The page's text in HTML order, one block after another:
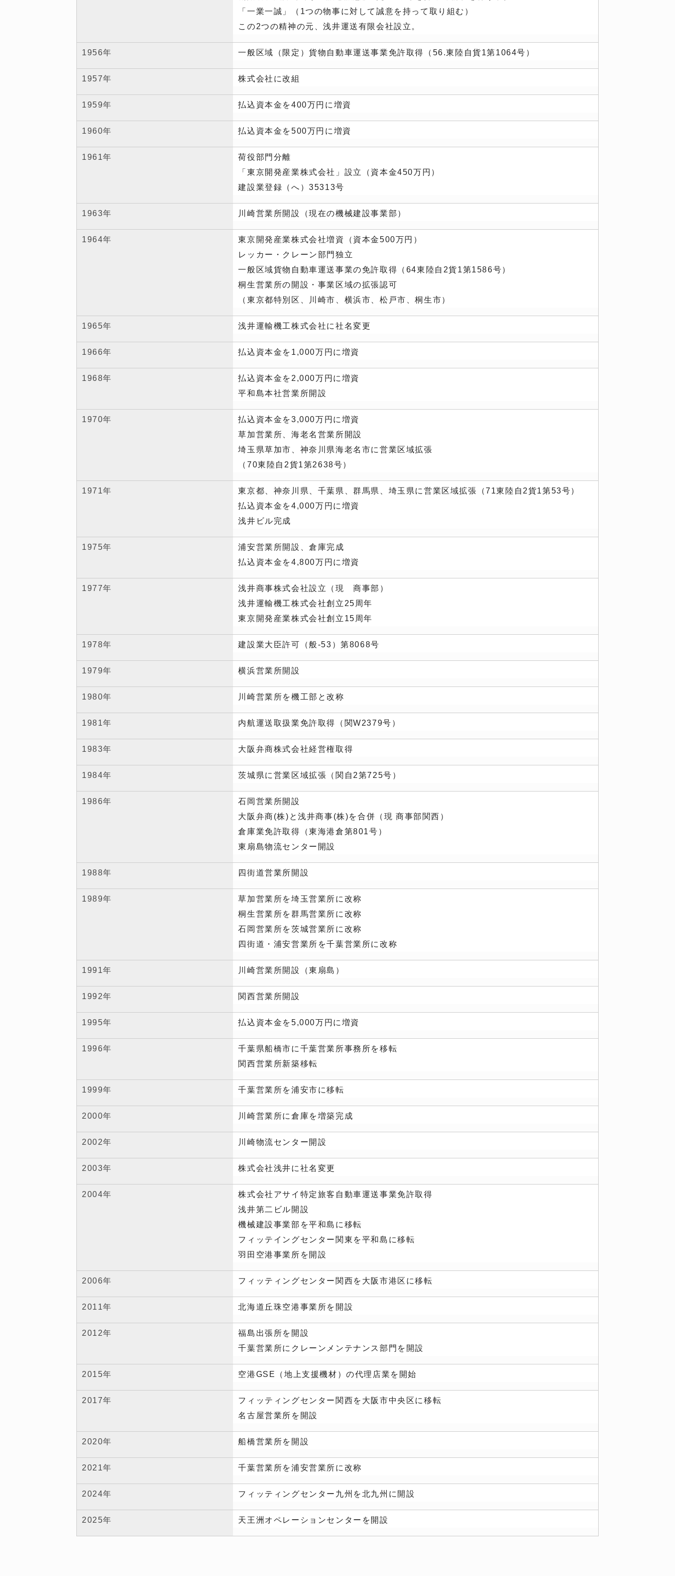
「一業一誠」（1つの物事に対して誠意を持って取り組む）
この2つの精神の元、浅井運送有限会社設立。
1956年 一般区域（限定）貨物自動車運送事業免許取得（56.東陸自貨1第1064号）
1957年 株式会社に改組
1959年 払込資本金を400万円に増資
1960年 払込資本金を500万円に増資
1961年
荷役部門分離
「東京開発産業株式会社」設立（資本金450万円）
建設業登録（へ）35313号
1963年 川崎営業所開設（現在の機械建設事業部）
1964年
東京開発産業株式会社増資（資本金500万円）
レッカー・クレーン部門独立
一般区域貨物自動車運送事業の免許取得（64東陸自2貨1第1586号）
桐生営業所の開設・事業区域の拡張認可
（東京都特別区、川崎市、横浜市、松戸市、桐生市）
1965年 浅井運輸機工株式会社に社名変更
1966年 払込資本金を1,000万円に増資
1968年
払込資本金を2,000万円に増資
平和島本社営業所開設
1970年
払込資本金を3,000万円に増資
草加営業所、海老名営業所開設
埼玉県草加市、神奈川県海老名市に営業区域拡張
（70東陸自2貨1第2638号）
1971年
東京都、神奈川県、千葉県、群馬県、埼玉県に営業区域拡張（71東陸自2貨1第53号）
払込資本金を4,000万円に増資
浅井ビル完成
1975年
浦安営業所開設、倉庫完成
払込資本金を4,800万円に増資
1977年
浅井商事株式会社設立（現 商事部）
浅井運輸機工株式会社創立25周年
東京開発産業株式会社創立15周年
1978年 建設業大臣許可（般-53）第8068号
1979年 横浜営業所開設
1980年 川崎営業所を機工部と改称
1981年 内航運送取扱業免許取得（関W2379号）
1983年 大阪弁商株式会社経営権取得
1984年 茨城県に営業区域拡張（関自2第725号）
1986年
石岡営業所開設
大阪弁商(株)と浅井商事(株)を合併（現 商事部関西）
倉庫業免許取得（東海港倉第801号）
東扇島物流センター開設
1988年 四街道営業所開設
1989年
草加営業所を埼玉営業所に改称
桐生営業所を群馬営業所に改称
石岡営業所を茨城営業所に改称
四街道・浦安営業所を千葉営業所に改称
1991年 川崎営業所開設（東扇島）
1992年 関西営業所開設
1995年 払込資本金を5,000万円に増資
1996年
千葉県船橋市に千葉営業所事務所を移転
関西営業所新築移転
1999年 千葉営業所を浦安市に移転
2000年 川崎営業所に倉庫を増築完成
2002年 川崎物流センター開設
2003年 株式会社浅井に社名変更
2004年
株式会社アサイ特定旅客自動車運送事業免許取得
浅井第二ビル開設
機械建設事業部を平和島に移転
フィッテイングセンター関東を平和島に移転
羽田空港事業所を開設
2006年 フィッティングセンター関西を大阪市港区に移転
2011年 北海道丘珠空港事業所を開設
2012年
福島出張所を開設
千葉営業所にクレーンメンテナンス部門を開設
2015年 空港GSE（地上支援機材）の代理店業を開始
2017年
フィッティングセンター関西を大阪市中央区に移転
名古屋営業所を開設
2020年 船橋営業所を開設
2021年 千葉営業所を浦安営業所に改称
2024年 フィッティングセンター九州を北九州に開設
2025年 天王洲オペレーションセンターを開設